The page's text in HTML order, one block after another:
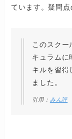
ています。疑問点
このスクー
キュラムに
キルを習得
ました。
引用： みん評